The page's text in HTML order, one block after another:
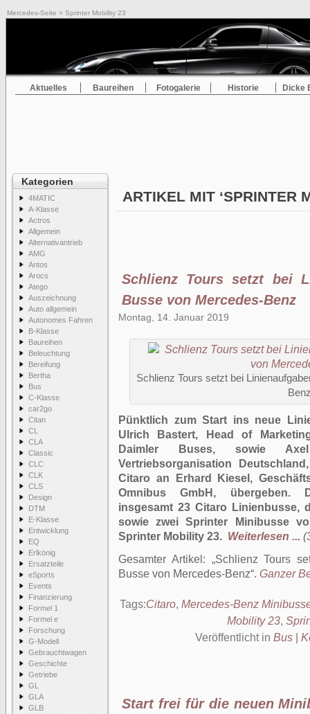
Mercedes-Seite > Sprinter Mobility 23
Aktuelles Baureihen Fotogalerie Historie Dicke
Kategorien
4MATIC
A-Klasse
Actros
Allgemein
Alternativantrieb
AMG
Antos
Arocs
Atego
Auszeichnung
Auto allgemein
Autonomes Fahren
B-Klasse
Baureihen
Beleuchtung
Bereifung
Bertha
Bus
C-Klasse
car2go
Citan
CL
CLA
Classic
CLC
CLK
CLS
Design
DTM
E-Klasse
Entwicklung
EQ
Erlkönig
Ersatzteile
eSports
Events
Finanzierung
Formel 1
Formel e
Forschung
G-Modell
Gebrauchtwagen
Geschichte
Getriebe
GL
GLA
GLB
ARTIKEL MIT ‘SPRINTER
Schlienz Tours setzt bei
Busse von Mercedes-Benz
Montag, 14. Januar 2019
Schlienz Tours setzt bei
Pünktlich zum Start ins neue
Ulrich Bastert, Head of
Daimler Buses, sowie Axel
Vertriebsorganisation
Citaro an Erhard Kiesel,
Omnibus GmbH, übergeben.
insgesamt 23 Citaro Linienbusse,
sowie zwei Sprinter Minibusse
Sprinter Mobility 23. Weiterlesen ...
Gesamter Artikel:
Schlienz Tours
Busse von Mercedes-Benz . Ganzer
Tags:Citaro, Mercedes-Benz
Mobility 23,
Veröffentlicht in Bus|
Start frei für die neuen